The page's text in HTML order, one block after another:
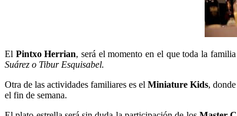
El Pintxo Herrian, será el momento en el que toda la
Suárez o Tibur Esquisabel.
Otra de las actividades familiares es elMiniature Kids,
el fin de semana.